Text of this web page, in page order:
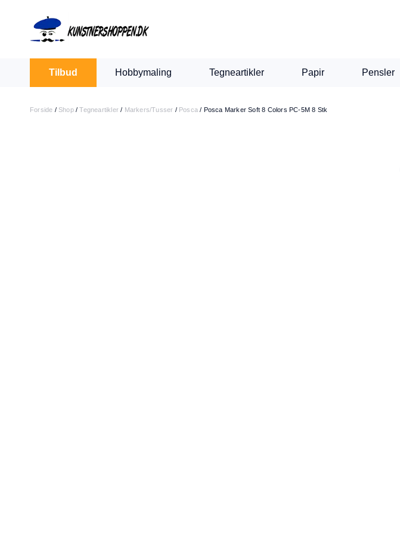
Tilbud Hobbymaling Tegneartikler Papir Pensler
Indkøbskurv
Din kurv er tom.
Forside / Shop/Tegneartikler / Markers/Tusser / Posca / Posca Marker Soft 8 Colors PC-5M 8 Stk